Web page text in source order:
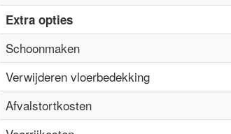
Extra opties
Schoonmaken
Verwijderen vloerbedekking
Afvalstortkosten